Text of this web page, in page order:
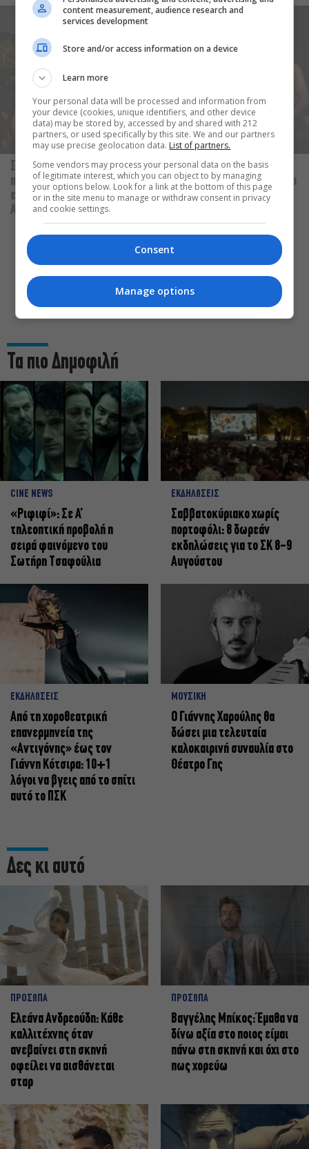
Σαββατοκύριακο χωρίς
πορτοφόλι: 8 δωρεάν
εκδηλώσεις για το ΣΚ 8-9
Αυγούστου
Οι Λέξεις των Άλλων, του
Μάνου Θηραίου για 3ο χρόνο
στο Θέατρο Άβατον
αλλάζουν την αντίληψη για τον
πολιτισμό
Τα πιο Δημοφιλή
CINE NEWS
«Ριφιφί»: Σε Α’
τηλεοπτική προβολή η
σειρά φαινόμενο του
Σωτήρη Τσαφούλια
ΕΚΔΗΛΩΣΕΙΣ
Σαββατοκύριακο χωρίς
πορτοφόλι: 8 δωρεάν
εκδηλώσεις για το ΣΚ 8-9
Αυγούστου
ΕΚΔΗΛΩΣΕΙΣ
Από τη χοροθεατρική
επανερμηνεία της
«Αντιγόνης» έως τον
Γιάννη Κότσιρα: 10+1
λόγοι να βγεις από το σπίτι
αυτό το ΠΣΚ
ΜΟΥΣΙΚΗ
Ο Γιάννης Χαρούλης θα
δώσει μια τελευταία
καλοκαιρινή συναυλία στο
Θέατρο Γης
Δες κι αυτό
ΠΡΟΣΩΠΑ
Ελεάνα Ανδρεούδη: Κάθε
καλλιτέχνης όταν
ανεβαίνει στη σκηνή
οφείλει να αισθάνεται
σταρ
ΠΡΟΣΩΠΑ
Βαγγέλης Μπίκος: Έμαθα να
δίνω αξία στο ποιος είμαι
πάνω στη σκηνή και όχι στο
πως χορεύω
content measurement, audience research and
services development
Store and/or access information on a device
Learn more
Your personal data will be processed and information from
your device (cookies, unique identifiers, and other device
data) may be stored by, accessed by and shared with 212
partners, or used specifically by this site. We and our partners
may use precise geolocation data. List of partners.
Some vendors may process your personal data on the basis
of legitimate interest, which you can object to by managing
your options below. Look for a link at the bottom of this page
or in the site menu to manage or withdraw consent in privacy
and cookie settings.
Consent
Manage options